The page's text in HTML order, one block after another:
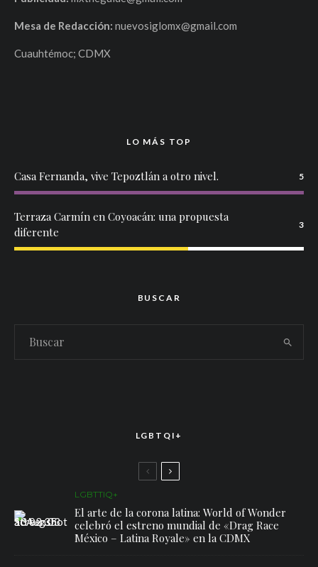
Mesa de Redacción: nuevosiglomx@gmail.com
Cuauhtémoc; CDMX
LO MÁS TOP
Casa Fernanda, vive Tepoztlán a otro nivel. 5
Terraza Carmín en Coyoacán: una propuesta
diferente
3
BUSCAR
LGBTQI+
LGBTTIQ+
El arte de la corona latina: World of Wonder
celebró el estreno mundial de «Drag Race
México – Latina Royale» en la CDMX